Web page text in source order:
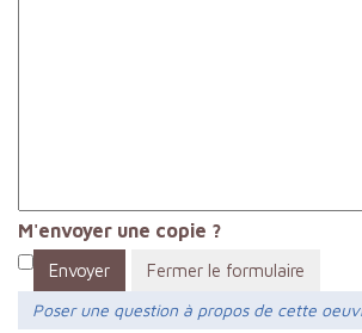
M'envoyer une copie ?
Envoyer
Fermer le formulaire
Poser une question à propos de cette